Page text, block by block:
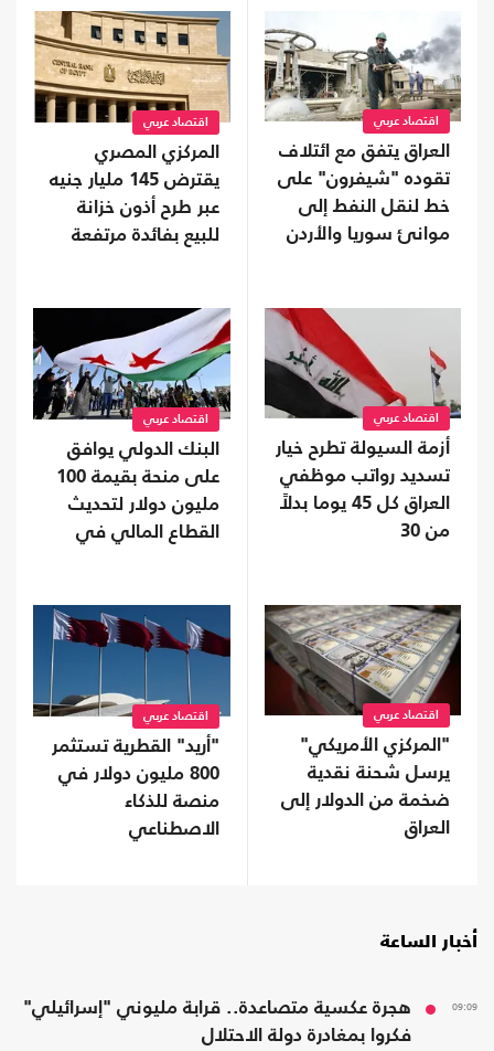
اقتصاد عربي
العراق يتفق مع ائتلاف
تقوده "شيفرون" على
خط لنقل النفط إلى
موانئ سوريا والأردن
اقتصاد عربي
المركزي المصري
يقترض 145 مليار جنيه
عبر طرح أذون خزانة
للبيع بفائدة مرتفعة
اقتصاد عربي
أزمة السيولة تطرح خيار
تسديد رواتب موظفي
العراق كل 45 يوما بدلاً
من 30
اقتصاد عربي
البنك الدولي يوافق
على منحة بقيمة 100
مليون دولار لتحديث
القطاع المالي في
اقتصاد عربي
"المركزي الأمريكي"
يرسل شحنة نقدية
ضخمة من الدولار إلى
العراق
اقتصاد عربي
"أريد" القطرية تستثمر
800 مليون دولار في
منصة للذكاء
الاصطناعي
أخبار الساعة
09:09
هجرة عكسية متصاعدة.. قرابة مليوني "إسرائيلي"
فكروا بمغادرة دولة الاحتلال